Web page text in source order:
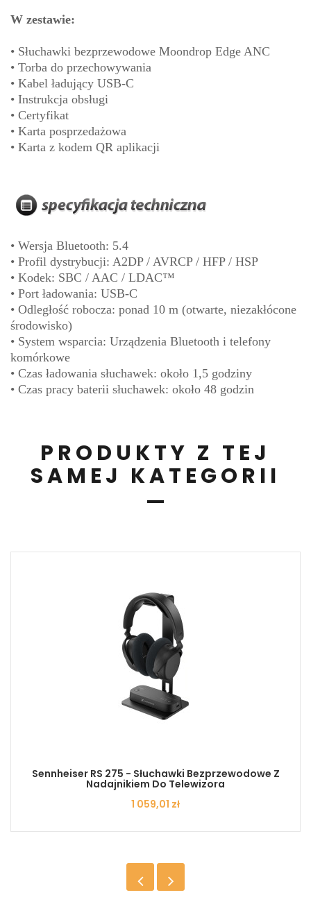
W zestawie:
• Słuchawki bezprzewodowe Moondrop Edge ANC
• Torba do przechowywania
• Kabel ładujący USB-C
• Instrukcja obsługi
• Certyfikat
• Karta posprzedażowa
• Karta z kodem QR aplikacji
• Wersja Bluetooth: 5.4
• Profil dystrybucji: A2DP / AVRCP / HFP / HSP
• Kodek: SBC / AAC / LDAC™
• Port ładowania: USB-C
• Odległość robocza: ponad 10 m (otwarte, niezakłócone
środowisko)
• System wsparcia: Urządzenia Bluetooth i telefony
komórkowe
• Czas ładowania słuchawek: około 1,5 godziny
• Czas pracy baterii słuchawek: około 48 godzin
PRODUKTY Z TEJ
SAMEJ KATEGORII
Sennheiser RS 275 - Słuchawki Bezprzewodowe Z
Nadajnikiem Do Telewizora
Cena
1 059,01 zł